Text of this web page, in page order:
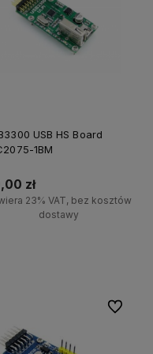
USB HS Board
1BM
zł
23% VAT, bez kosztów
dostawy
Do